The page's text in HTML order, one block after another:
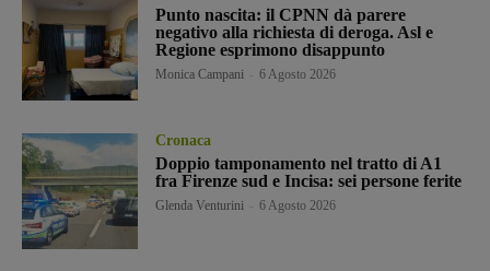
Punto nascita: il CPNN dà parere
negativo alla richiesta di deroga. Asl e
Regione esprimono disappunto
Monica Campani 6 Agosto 2026
Cronaca
Doppio tamponamento nel tratto di A1
fra Firenze sud e Incisa: sei persone ferite
Glenda Venturini 6 Agosto 2026